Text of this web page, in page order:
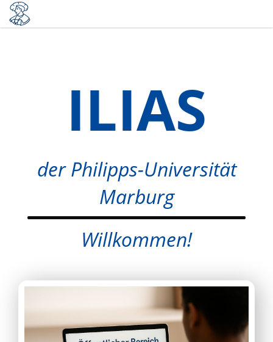
ILIAS
der Philipps-Universität
Marburg
Willkommen!